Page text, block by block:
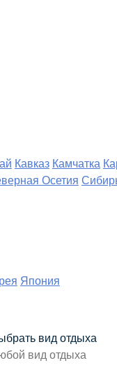
Кавказ Камчатка
Осетия
Япония
вид отдыха